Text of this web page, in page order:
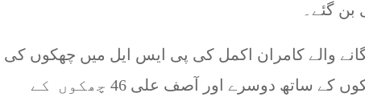
بن گئے۔
ایٹرز کے خلاف اننگ میں 4 چھکے لگانے والے کامران اکمل کی پی ایس ایل میں چھکوں کی
مجموعی تعداد 73 ہوگئی۔ شین واٹسن 66 چھکوں کے ساتھ دوسرے اور آصف علی 46 چھکوں کے